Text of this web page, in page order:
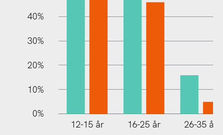
40%
30%
20%
10%
0%
12-15 år 16-25 år 26-35 år